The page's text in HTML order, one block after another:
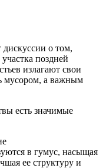
о том,
поздней
излагают свои
мусором, а важным
есть значимые
в гумус, насыщая
ее структуру и